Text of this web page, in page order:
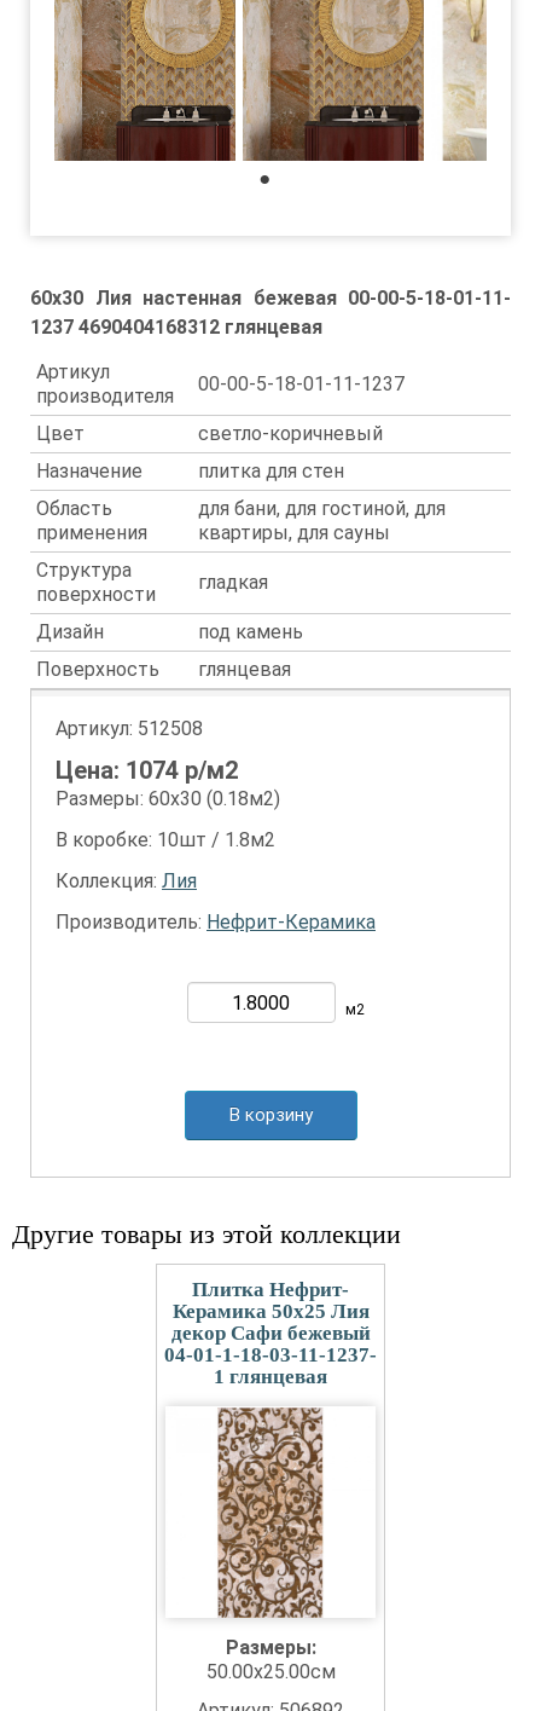
60x30 Лия настенная бежевая 00-00-5-18-01-11-
1237 4690404168312 глянцевая
Артикул
производителя
00-00-5-18-01-11-1237
Цвет
светло-коричневый
Назначение
плитка для стен
Область
применения
для бани, для гостиной, для
квартиры, для сауны
Структура
поверхности
гладкая
Дизайн
под камень
Поверхность
глянцевая
Артикул: 512508
Цена: 1074 р/м2
Размеры: 60х30 (0.18м2)
В коробке: 10шт / 1.8м2
Коллекция: Лия
Производитель: Нефрит-Керамика
м2
В корзину
Другие товары из этой коллекции
Плитка Нефрит-
Керамика 50x25 Лия
декор Сафи бежевый
04-01-1-18-03-11-1237-
1 глянцевая
Размеры:
50.00x25.00см